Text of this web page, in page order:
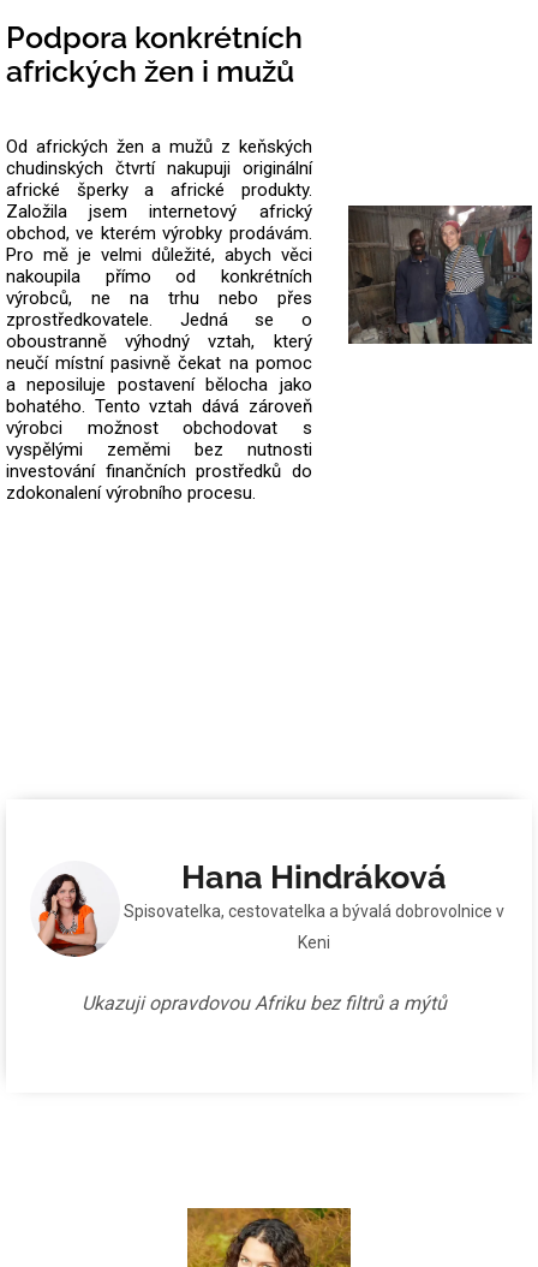
Podpora konkrétních
afrických žen i mužů
Od afrických žen a mužů z keňských
chudinských čtvrtí nakupuji originální
africké šperky a africké produkty.
Založila jsem internetový africký
obchod, ve kterém výrobky prodávám.
Pro mě je velmi důležité, abych věci
nakoupila přímo od konkrétních
výrobců, ne na trhu nebo přes
zprostředkovatele. Jedná se o
oboustranně výhodný vztah, který
neučí místní pasivně čekat na pomoc
a neposiluje postavení bělocha jako
bohatého. Tento vztah dává zároveň
výrobci možnost obchodovat s
vyspělými zeměmi bez nutnosti
investování finančních prostředků do
zdokonalení výrobního procesu.
Hana Hindráková
Spisovatelka, cestovatelka a bývalá dobrovolnice v
Keni
Ukazuji opravdovou Afriku bez filtrů a mýtů